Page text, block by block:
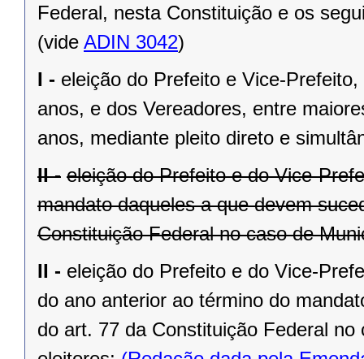
Federal, nesta Constituição e os
(vide ADIN 3042)
I - eleição do Prefeito e Vice-
anos, e dos Vereadores, entre
anos, mediante pleito direto e
II - eleição do Prefeito e do Vice-
mandato daqueles a que devem
Constituição Federal no caso de
II - eleição do Prefeito e do Vice-
do ano anterior ao término do
do art. 77 da Constituição Federal